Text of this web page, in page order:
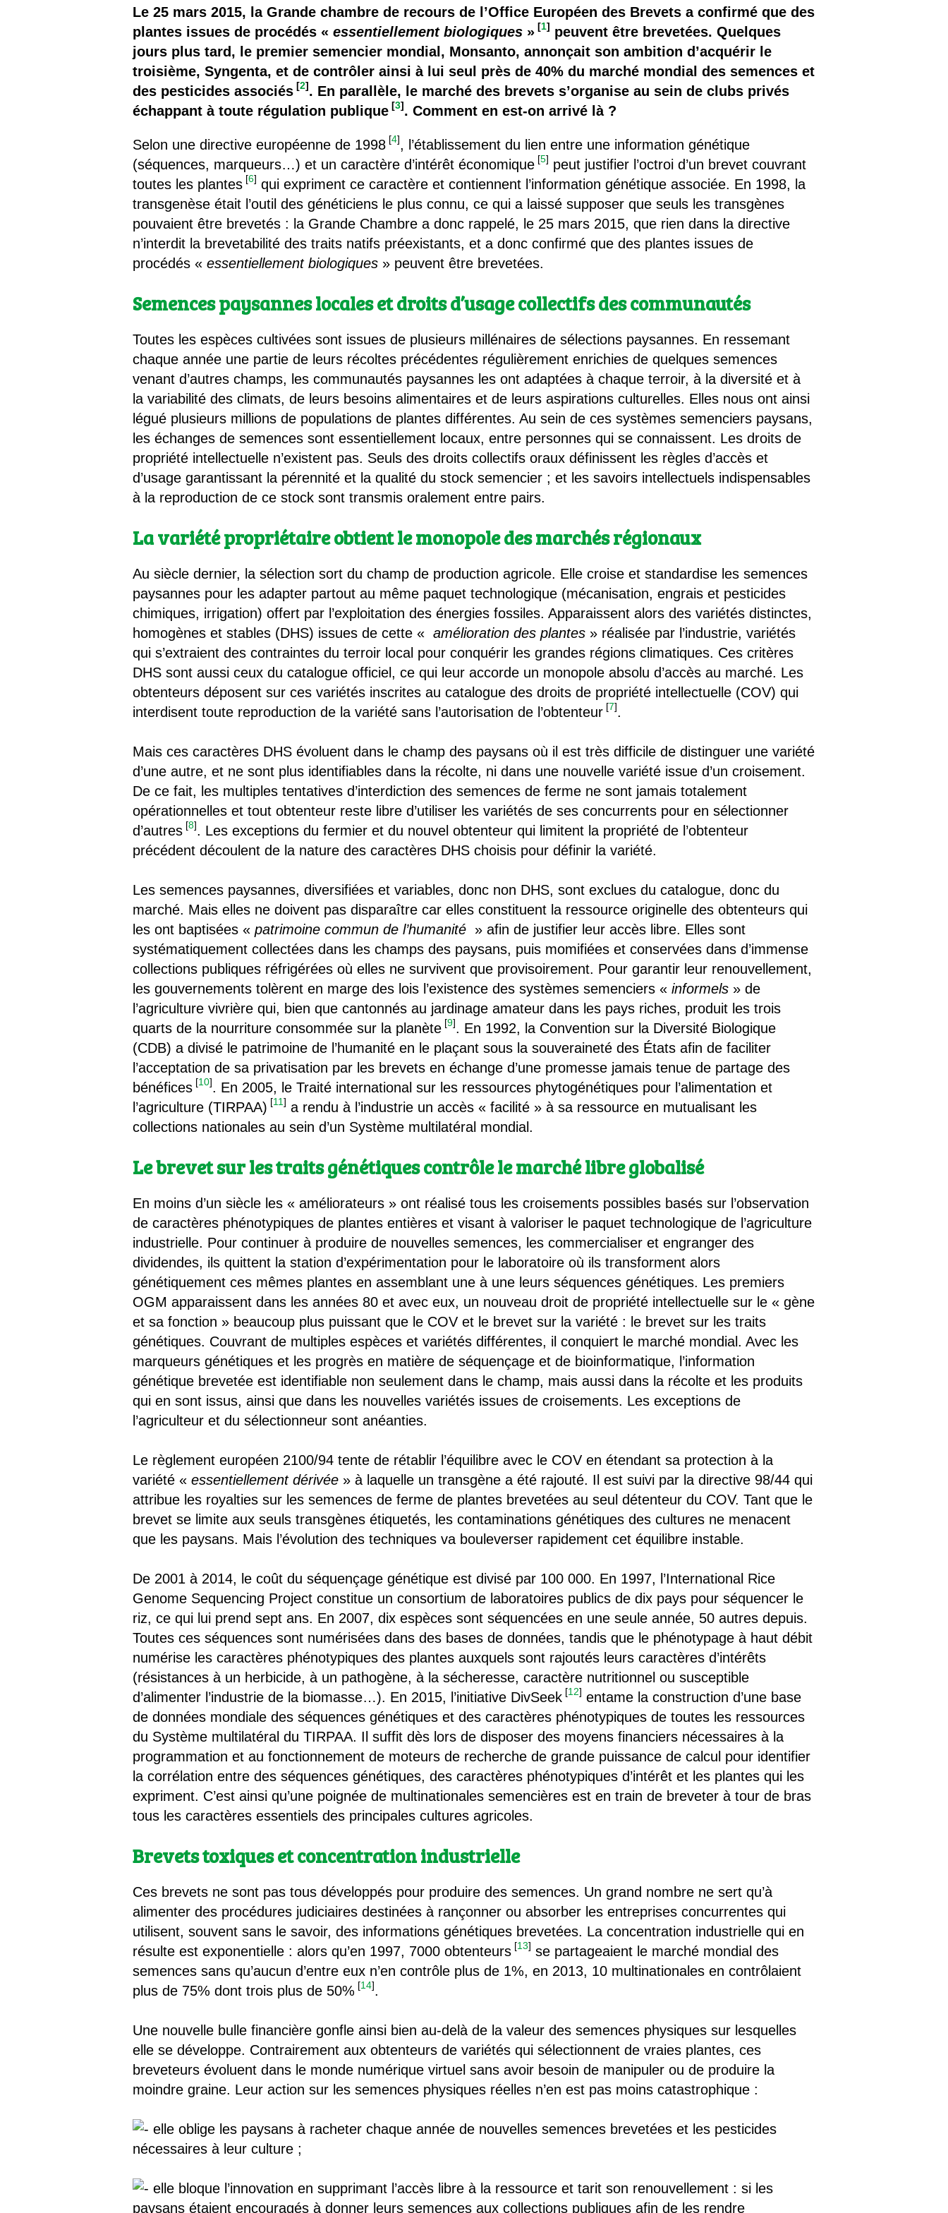
Il y a semence…. et semence
Quels sont les avantages et les inconvénients des OGM ?
Le 25 mars 2015, la Grande chambre de recours de l’Office Européen des Brevets a confirmé que des
plantes issues de procédés «essentiellement biologiques » [1] peuvent être brevetées. Quelques
jours plus tard, le premier semencier mondial, Monsanto, annonçait son ambition d’acquérir le
troisième, Syngenta, et de contrôler ainsi à lui seul près de 40% du marché mondial des semences et
des pesticides associés [2]. En parallèle, le marché des brevets s’organise au sein de clubs privés
échappant à toute régulation publique [3]. Comment en est-on arrivé là ?
Selon une directive européenne de 1998 [4], l’établissement du lien entre une information génétique
(séquences, marqueurs…) et un caractère d’intérêt économique [5] peut justifier l’octroi d’un brevet couvrant
toutes les plantes [6] qui expriment ce caractère et contiennent l’information génétique associée. En 1998, la
transgenèse était l’outil des généticiens le plus connu, ce qui a laissé supposer que seuls les transgènes
pouvaient être brevetés : la Grande Chambre a donc rappelé, le 25 mars 2015, que rien dans la directive
n’interdit la brevetabilité des traits natifs préexistants, et a donc confirmé que des plantes issues de
procédés «essentiellement biologiques » peuvent être brevetées.
Semences paysannes locales et droits d’usage collectifs des communautés
Toutes les espèces cultivées sont issues de plusieurs millénaires de sélections paysannes. En ressemant
chaque année une partie de leurs récoltes précédentes régulièrement enrichies de quelques semences
venant d’autres champs, les communautés paysannes les ont adaptées à chaque terroir, à la diversité et à
la variabilité des climats, de leurs besoins alimentaires et de leurs aspirations culturelles. Elles nous ont ainsi
légué plusieurs millions de populations de plantes différentes. Au sein de ces systèmes semenciers paysans,
les échanges de semences sont essentiellement locaux, entre personnes qui se connaissent. Les droits de
propriété intellectuelle n’existent pas. Seuls des droits collectifs oraux définissent les règles d’accès et
d’usage garantissant la pérennité et la qualité du stock semencier ; et les savoirs intellectuels indispensables
à la reproduction de ce stock sont transmis oralement entre pairs.
La variété propriétaire obtient le monopole des marchés régionaux
Au siècle dernier, la sélection sort du champ de production agricole. Elle croise et standardise les semences
paysannes pour les adapter partout au même paquet technologique (mécanisation, engrais et pesticides
chimiques, irrigation) offert par l’exploitation des énergies fossiles. Apparaissent alors des variétés distinctes,
homogènes et stables (DHS) issues de cette « amélioration des plantes » réalisée par l’industrie, variétés
qui s’extraient des contraintes du terroir local pour conquérir les grandes régions climatiques. Ces critères
DHS sont aussi ceux du catalogue officiel, ce qui leur accorde un monopole absolu d’accès au marché. Les
obtenteurs déposent sur ces variétés inscrites au catalogue des droits de propriété intellectuelle (COV) qui
interdisent toute reproduction de la variété sans l’autorisation de l’obtenteur [7].
Mais ces caractères DHS évoluent dans le champ des paysans où il est très difficile de distinguer une variété
d’une autre, et ne sont plus identifiables dans la récolte, ni dans une nouvelle variété issue d’un croisement.
De ce fait, les multiples tentatives d’interdiction des semences de ferme ne sont jamais totalement
opérationnelles et tout obtenteur reste libre d’utiliser les variétés de ses concurrents pour en sélectionner
d’autres [8]. Les exceptions du fermier et du nouvel obtenteur qui limitent la propriété de l’obtenteur
précédent découlent de la nature des caractères DHS choisis pour définir la variété.
Les semences paysannes, diversifiées et variables, donc non DHS, sont exclues du catalogue, donc du
marché. Mais elles ne doivent pas disparaître car elles constituent la ressource originelle des obtenteurs qui
les ont baptisées «patrimoine commun de l’humanité » afin de justifier leur accès libre. Elles sont
systématiquement collectées dans les champs des paysans, puis momifiées et conservées dans d’immense
collections publiques réfrigérées où elles ne survivent que provisoirement. Pour garantir leur renouvellement,
les gouvernements tolèrent en marge des lois l’existence des systèmes semenciers «informels » de
l’agriculture vivrière qui, bien que cantonnés au jardinage amateur dans les pays riches, produit les trois
quarts de la nourriture consommée sur la planète [9]. En 1992, la Convention sur la Diversité Biologique
(CDB) a divisé le patrimoine de l’humanité en le plaçant sous la souveraineté des États afin de faciliter
l’acceptation de sa privatisation par les brevets en échange d’une promesse jamais tenue de partage des
bénéfices [10]. En 2005, le Traité international sur les ressources phytogénétiques pour l’alimentation et
l’agriculture (TIRPAA) [11] a rendu à l’industrie un accès « facilité » à sa ressource en mutualisant les
collections nationales au sein d’un Système multilatéral mondial.
Le brevet sur les traits génétiques contrôle le marché libre globalisé
En moins d’un siècle les « améliorateurs » ont réalisé tous les croisements possibles basés sur l’observation
de caractères phénotypiques de plantes entières et visant à valoriser le paquet technologique de l’agriculture
industrielle. Pour continuer à produire de nouvelles semences, les commercialiser et engranger des
dividendes, ils quittent la station d’expérimentation pour le laboratoire où ils transforment alors
génétiquement ces mêmes plantes en assemblant une à une leurs séquences génétiques. Les premiers
OGM apparaissent dans les années 80 et avec eux, un nouveau droit de propriété intellectuelle sur le « gène
et sa fonction » beaucoup plus puissant que le COV et le brevet sur la variété : le brevet sur les traits
génétiques. Couvrant de multiples espèces et variétés différentes, il conquiert le marché mondial. Avec les
marqueurs génétiques et les progrès en matière de séquençage et de bioinformatique, l’information
génétique brevetée est identifiable non seulement dans le champ, mais aussi dans la récolte et les produits
qui en sont issus, ainsi que dans les nouvelles variétés issues de croisements. Les exceptions de
l’agriculteur et du sélectionneur sont anéanties.
Le règlement européen 2100/94 tente de rétablir l’équilibre avec le COV en étendant sa protection à la
variété «essentiellement dérivée » à laquelle un transgène a été rajouté. Il est suivi par la directive 98/44 qui
attribue les royalties sur les semences de ferme de plantes brevetées au seul détenteur du COV. Tant que le
brevet se limite aux seuls transgènes étiquetés, les contaminations génétiques des cultures ne menacent
que les paysans. Mais l’évolution des techniques va bouleverser rapidement cet équilibre instable.
De 2001 à 2014, le coût du séquençage génétique est divisé par 100 000. En 1997, l’International Rice
Genome Sequencing Project constitue un consortium de laboratoires publics de dix pays pour séquencer le
riz, ce qui lui prend sept ans. En 2007, dix espèces sont séquencées en une seule année, 50 autres depuis.
Toutes ces séquences sont numérisées dans des bases de données, tandis que le phénotypage à haut débit
numérise les caractères phénotypiques des plantes auxquels sont rajoutés leurs caractères d’intérêts
(résistances à un herbicide, à un pathogène, à la sécheresse, caractère nutritionnel ou susceptible
d’alimenter l’industrie de la biomasse…). En 2015, l’initiative DivSeek [12] entame la construction d’une base
de données mondiale des séquences génétiques et des caractères phénotypiques de toutes les ressources
du Système multilatéral du TIRPAA. Il suffit dès lors de disposer des moyens financiers nécessaires à la
programmation et au fonctionnement de moteurs de recherche de grande puissance de calcul pour identifier
la corrélation entre des séquences génétiques, des caractères phénotypiques d’intérêt et les plantes qui les
expriment. C’est ainsi qu’une poignée de multinationales semencières est en train de breveter à tour de bras
tous les caractères essentiels des principales cultures agricoles.
Brevets toxiques et concentration industrielle
Ces brevets ne sont pas tous développés pour produire des semences. Un grand nombre ne sert qu’à
alimenter des procédures judiciaires destinées à rançonner ou absorber les entreprises concurrentes qui
utilisent, souvent sans le savoir, des informations génétiques brevetées. La concentration industrielle qui en
résulte est exponentielle : alors qu’en 1997, 7000 obtenteurs [13] se partageaient le marché mondial des
semences sans qu’aucun d’entre eux n’en contrôle plus de 1%, en 2013, 10 multinationales en contrôlaient
plus de 75% dont trois plus de 50% [14].
Une nouvelle bulle financière gonfle ainsi bien au-delà de la valeur des semences physiques sur lesquelles
elle se développe. Contrairement aux obtenteurs de variétés qui sélectionnent de vraies plantes, ces
breveteurs évoluent dans le monde numérique virtuel sans avoir besoin de manipuler ou de produire la
moindre graine. Leur action sur les semences physiques réelles n’en est pas moins catastrophique :
elle oblige les paysans à racheter chaque année de nouvelles semences brevetées et les pesticides
nécessaires à leur culture ;
elle bloque l’innovation en supprimant l’accès libre à la ressource et tarit son renouvellement : si les
paysans étaient encouragés à donner leurs semences aux collections publiques afin de les rendre